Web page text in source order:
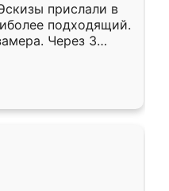
прислали в
подходящий.
Через 3
Остались
Ренессанс